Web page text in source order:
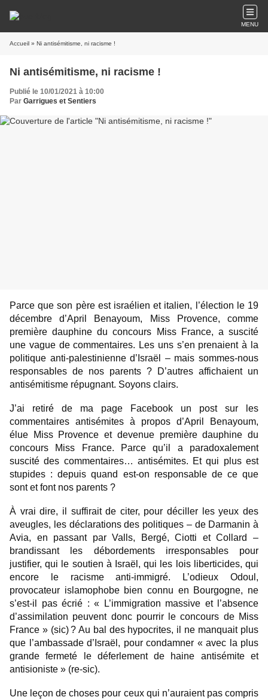
MENU
Accueil » Ni antisémitisme, ni racisme !
Ni antisémitisme, ni racisme !
Publié le 10/01/2021 à 10:00
Par Garrigues et Sentiers
Parce que son père est israélien et italien, l’élection le 19
décembre d’April Benayoum, Miss Provence, comme
première dauphine du concours Miss France, a suscité
une vague de commentaires. Les uns s’en prenaient à la
politique anti-palestinienne d’Israël – mais sommes-nous
responsables de nos parents ? D’autres affichaient un
antisémitisme répugnant. Soyons clairs.
J’ai retiré de ma page Facebook un post sur les
commentaires antisémites à propos d’April Benayoum,
élue Miss Provence et devenue première dauphine du
concours Miss France. Parce qu’il a paradoxalement
suscité des commentaires… antisémites. Et qui plus est
stupides : depuis quand est-on responsable de ce que
sont et font nos parents ?
À vrai dire, il suffirait de citer, pour déciller les yeux des
aveugles, les déclarations des politiques – de Darmanin à
Avia, en passant par Valls, Bergé, Ciotti et Collard –
brandissant les débordements irresponsables pour
justifier, qui le soutien à Israël, qui les lois liberticides, qui
encore le racisme anti-immigré. L’odieux Odoul,
provocateur islamophobe bien connu en Bourgogne, ne
s’est-il pas écrié : « L’immigration massive et l’absence
d’assimilation peuvent donc pourrir le concours de Miss
France » (sic) ? Au bal des hypocrites, il ne manquait plus
que l’ambassade d’Israël, pour condamner « avec la plus
grande fermeté le déferlement de haine antisémite et
antisioniste » (re-sic).
Une leçon de choses pour ceux qui n’auraient pas compris